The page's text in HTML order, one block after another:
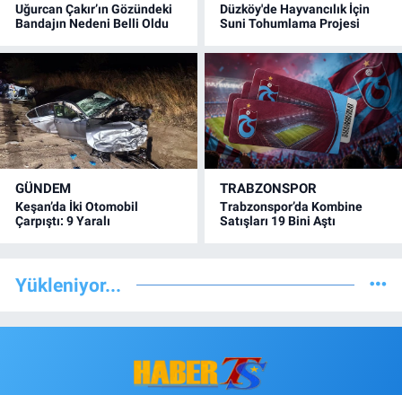
Uğurcan Çakır’ın Gözündeki
Bandajın Nedeni Belli Oldu
Düzköy'de Hayvancılık İçin
Suni Tohumlama Projesi
GÜNDEM
Keşan’da İki Otomobil
Çarpıştı: 9 Yaralı
TRABZONSPOR
Trabzonspor’da Kombine
Satışları 19 Bini Aştı
Yükleniyor...